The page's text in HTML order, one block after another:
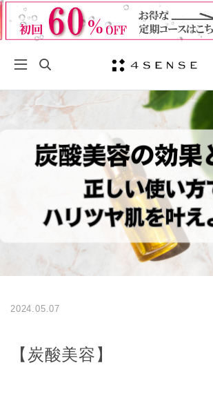
2024.05.07
【炭酸美容】